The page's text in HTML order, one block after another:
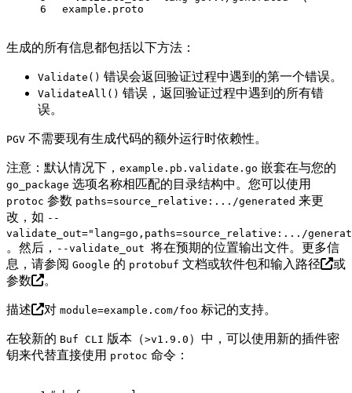
6
  example.proto
生成的所有信息都包括以下方法：
Validate() 错误会返回验证过程中遇到的第一个错误。
ValidateAll() 错误，返回验证过程中遇到的所有错
误。
PGV 不需要现有生成代码的额外运行时依赖性。
注意：默认情况下， example.pb.validate.go 嵌套在与您的
go_package 选项名称相匹配的目录结构中。您可以使用
protoc 参数 paths=source_relative:.../generated 来更
改，如 --
validate_out="lang=go,paths=source_relative:.../
。然后， --validate_out 将在预期的位置输出文件。更多信
息，请参阅 Google 的 protobuf 文档或软件包和输入路径
或
参数
。
描述 对 module=example.com/foo 标记的支持。
在较新的 Buf CLI 版本（>v1.9.0 ）中，可以使用新的插件密
钥来代替直接使用 protoc 命令：